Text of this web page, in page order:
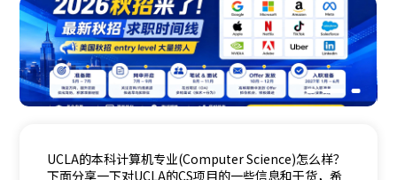
UCLA的本科计算机专业(Computer Science)怎么样？
下面分享一下对UCLA的CS项目的一些信息和干货，希